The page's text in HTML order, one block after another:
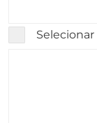
Selecionar